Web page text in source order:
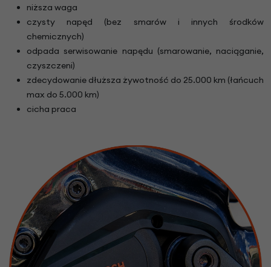
niższa waga
czysty napęd (bez smarów i innych środków
chemicznych)
odpada serwisowanie napędu (smarowanie, naciąganie,
czyszczeni)
zdecydowanie dłuższa żywotność do 25.000 km (łańcuch
max do 5.000 km)
cicha praca